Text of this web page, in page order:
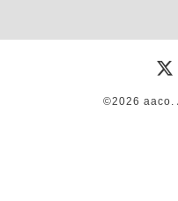
©2026 aaco.